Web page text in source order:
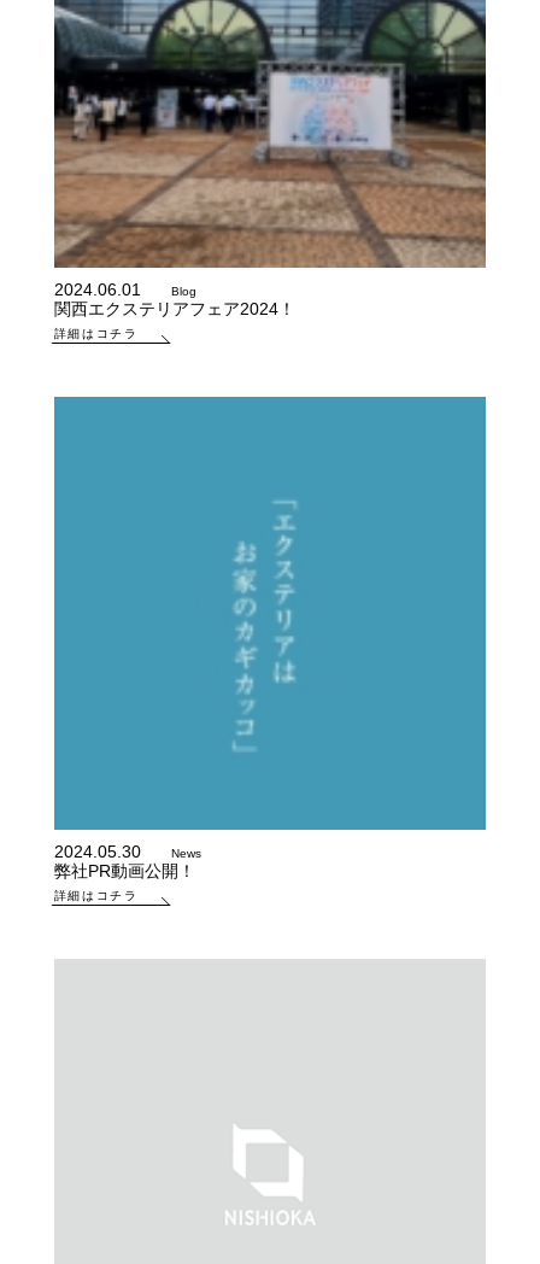
2024.06.01 Blog
関西エクステリアフェア2024！
詳細はコチラ
2024.05.30 News
弊社PR動画公開！
詳細はコチラ